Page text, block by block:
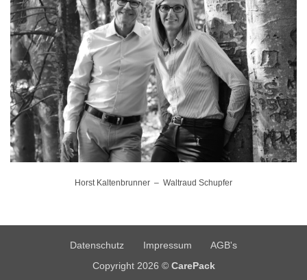
Horst Kaltenbrunner – Waltraud Schupfer
Datenschutz Impressum
AGB's
Copyright 2026 © CarePack